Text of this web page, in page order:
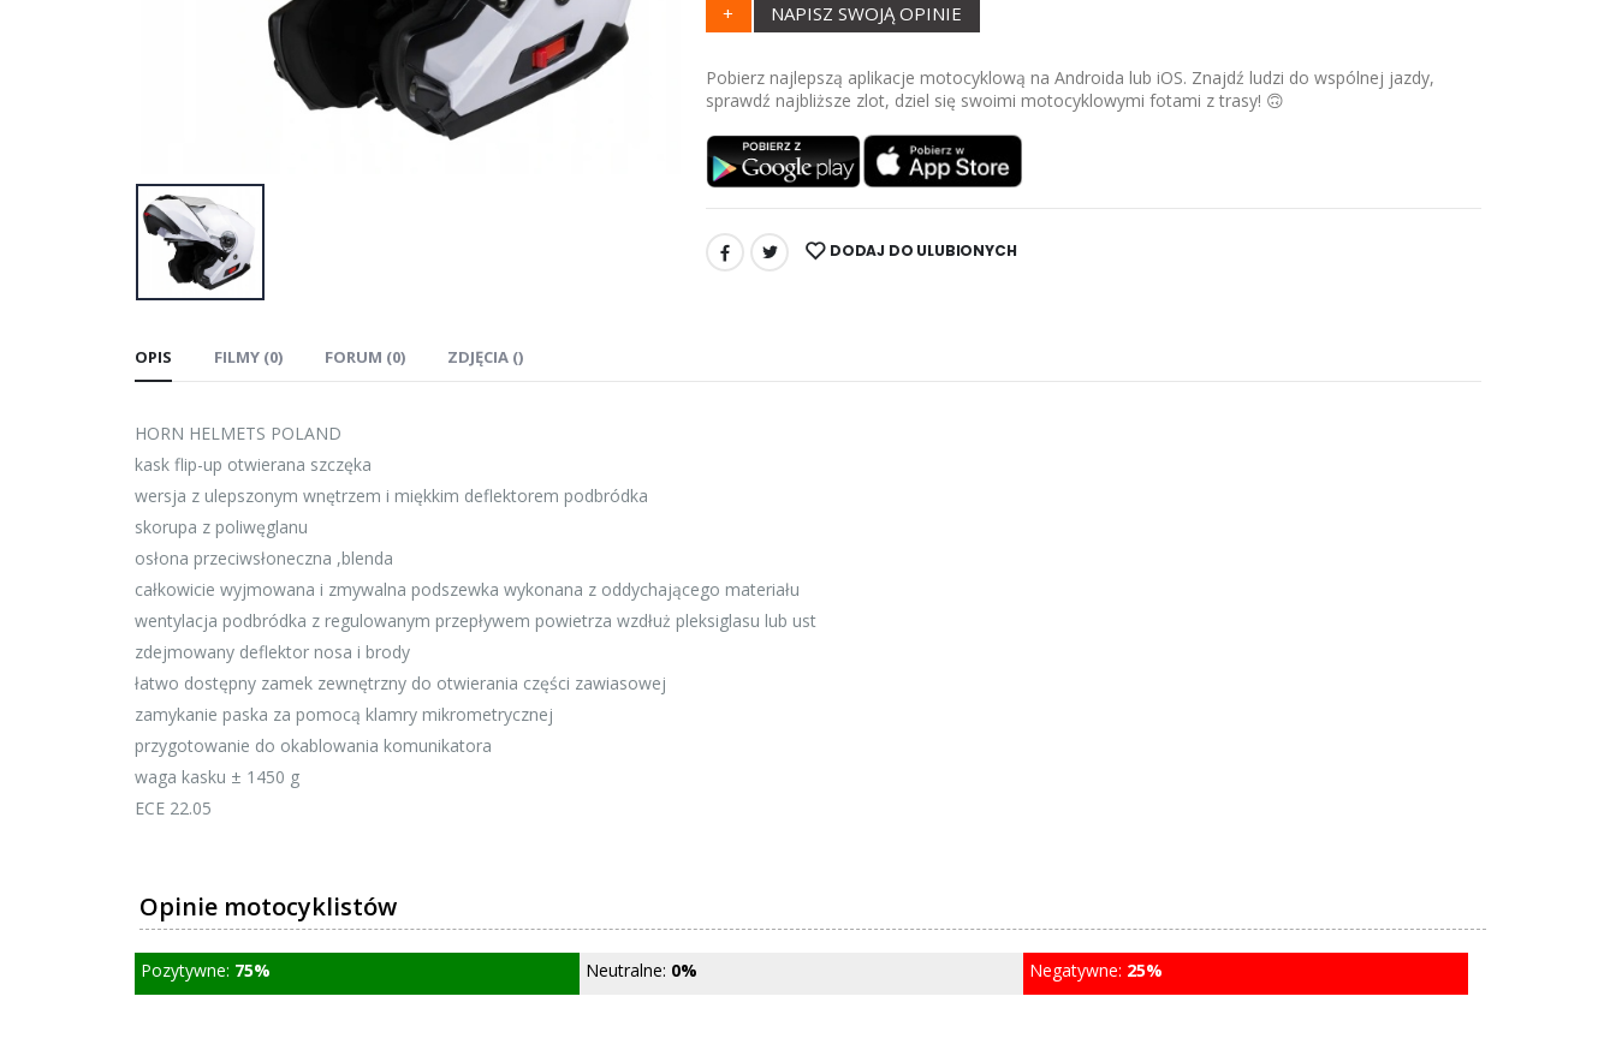
+ NAPISZ SWOJĄ OPINIE
Pobierz najlepszą aplikacje motocyklową na Androida lub iOS. Znajdź ludzi do wspólnej jazdy,
sprawdź najbliższe zlot, dziel się swoimi motocyklowymi fotami z trasy! 🙃
UDOSTĘPNIJ: DODAJ DO ULUBIONYCH
OPIS FILMY (0) FORUM (0) ZDJĘCIA ()
HORN HELMETS POLAND
kask flip-up otwierana szczęka
wersja z ulepszonym wnętrzem i miękkim deflektorem podbródka
skorupa z poliwęglanu
osłona przeciwsłoneczna ,blenda
całkowicie wyjmowana i zmywalna podszewka wykonana z oddychającego materiału
wentylacja podbródka z regulowanym przepływem powietrza wzdłuż pleksiglasu lub ust
zdejmowany deflektor nosa i brody
łatwo dostępny zamek zewnętrzny do otwierania części zawiasowej
zamykanie paska za pomocą klamry mikrometrycznej
przygotowanie do okablowania komunikatora
waga kasku ± 1450 g
ECE 22.05
Opinie motocyklistów
Pozytywne: 75% Neutralne: 0% Negatywne: 25%